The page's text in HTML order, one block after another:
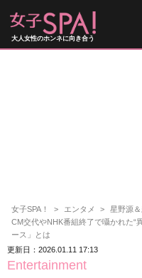
大人女性のホンネに向き合う
女子SPA！ エンタメ
星野源
CM交代やNHK番組終了で囁かれた“
ース」とは
更新日：2026.01.11 17:13
Entertainment